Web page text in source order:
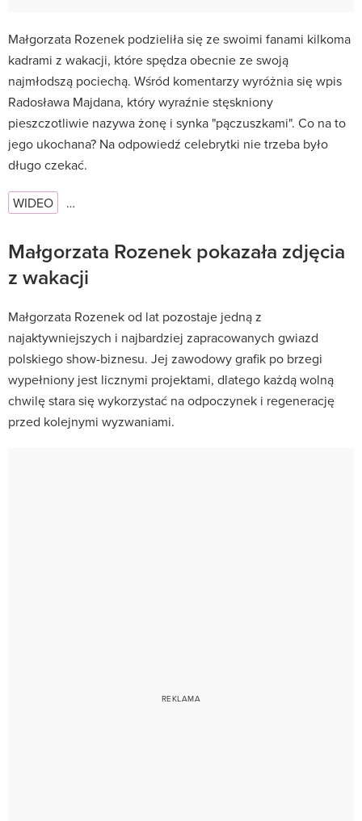
Małgorzata Rozenek podzieliła się ze swoimi fanami kilkoma
kadrami z wakacji, które spędza obecnie ze swoją
najmłodszą pociechą. Wśród komentarzy wyróżnia się wpis
Radosława Majdana, który wyraźnie stęskniony
pieszczotliwie nazywa żonę i synka "pączuszkami". Co na to
jego ukochana? Na odpowiedź celebrytki nie trzeba było
długo czekać.
WIDEO …
Małgorzata Rozenek pokazała zdjęcia
z wakacji
Małgorzata Rozenek od lat pozostaje jedną z
najaktywniejszych i najbardziej zapracowanych gwiazd
polskiego show-biznesu. Jej zawodowy grafik po brzegi
wypełniony jest licznymi projektami, dlatego każdą wolną
chwilę stara się wykorzystać na odpoczynek i regenerację
przed kolejnymi wyzwaniami.